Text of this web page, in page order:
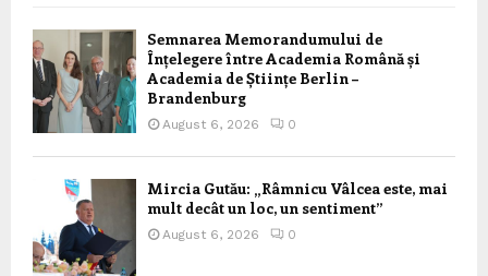
Semnarea Memorandumului de
Înțelegere între Academia Română și
Academia de Științe Berlin –
Brandenburg
August 6, 2026 0
Mircia Gutău: „Râmnicu Vâlcea este, mai
mult decât un loc, un sentiment”
August 6, 2026 0